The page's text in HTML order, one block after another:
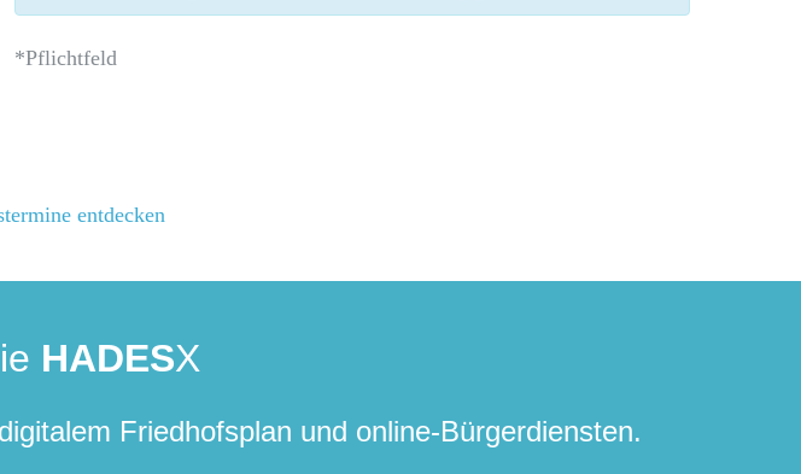
*Pflichtfeld
entdecken
HADESX
Friedhofsplan und online-Bürgerdiensten.